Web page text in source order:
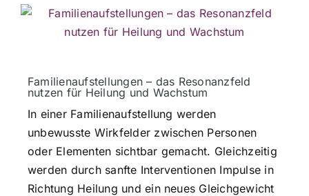
Familienaufstellungen – das Resonanzfeld
nutzen für Heilung und Wachstum
In einer Familienaufstellung werden
unbewusste Wirkfelder zwischen Personen
oder Elementen sichtbar gemacht. Gleichzeitig
werden durch sanfte Interventionen Impulse in
Richtung Heilung und ein neues Gleichgewicht